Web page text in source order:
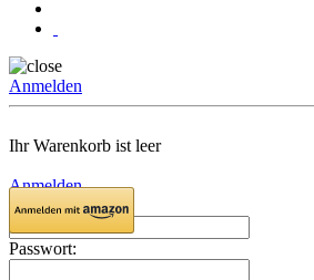
Anmelden
Ihr Warenkorb ist leer
Anmelden
Email:
Passwort: